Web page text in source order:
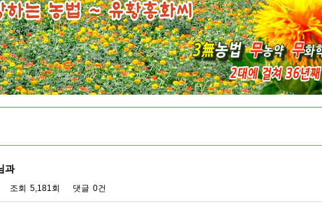
과
조회 5,181회 댓글 0건